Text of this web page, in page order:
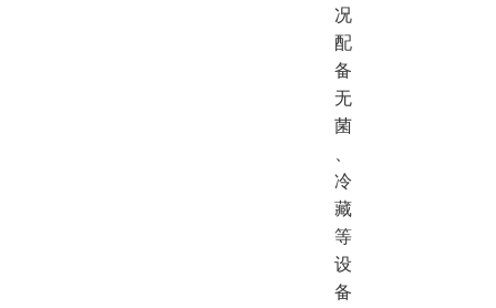
况
配
备
无
菌
冷
藏
等
设
备